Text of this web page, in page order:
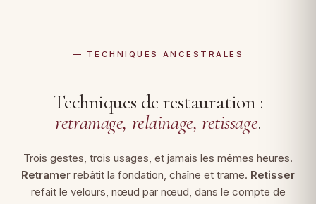
— TECHNIQUES ANCESTRALES
Techniques de restauration :
retramage, relainage, retissage.
Trois gestes, trois usages, et jamais les mêmes heures.
Retramer rebâtit la fondation, chaîne et trame. Retisser
refait le velours, nœud par nœud, dans le compte de